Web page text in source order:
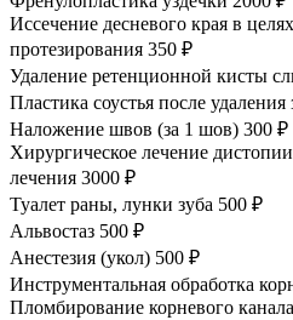
Иссечение десневого края в
протезирования 350 ₽
Удаление ретенционной кисты
Пластика соустья после удаления
Наложение швов (за 1 шов) 300 ₽
Хирургическое лечение
лечения 3000 ₽
Туалет раны, лунки зуба 500 ₽
Альвостаз 500 ₽
Анестезия (укол) 500 ₽
Инструментальная обработка
Пломбирование корневого